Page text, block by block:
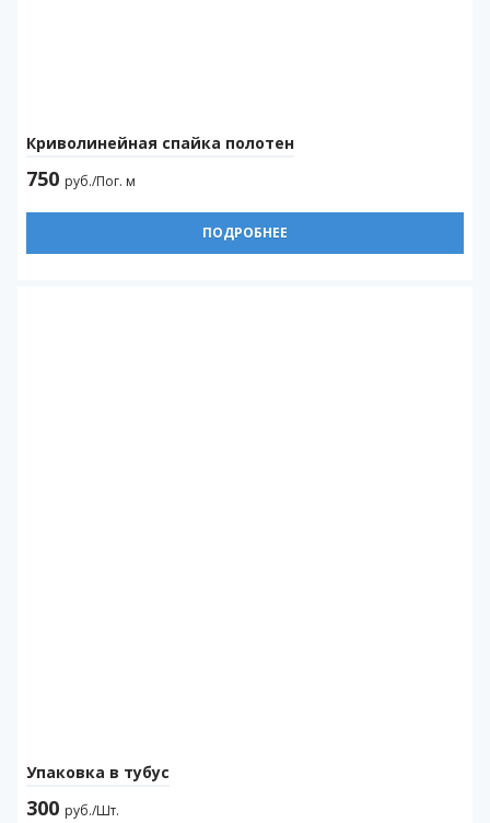
Криволинейная спайка полотен
750 руб./Пог. м
ПОДРОБНЕЕ
Упаковка в тубус
300 руб./Шт.